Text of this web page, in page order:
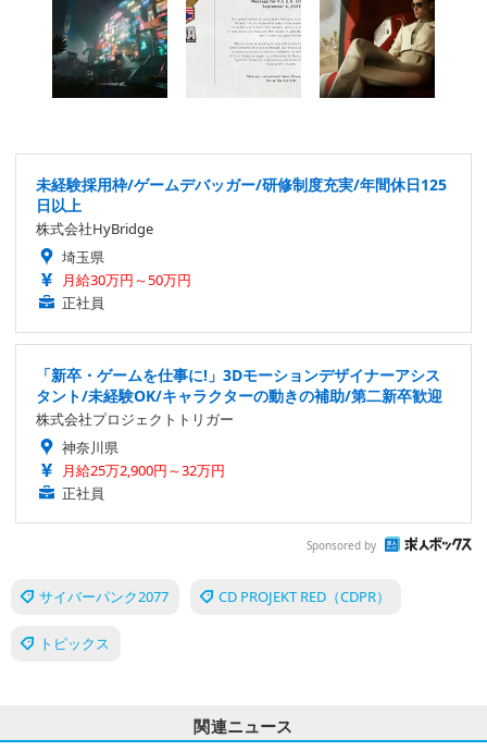
未経験採用枠/ゲームデバッガー/研修制度充実/年間休日125
日以上
株式会社HyBridge
埼玉県
月給30万円～50万円
正社員
「新卒・ゲームを仕事に!」3Dモーションデザイナーアシス
タント/未経験OK/キャラクターの動きの補助/第二新卒歓迎
株式会社プロジェクトトリガー
神奈川県
月給25万2,900円～32万円
正社員
Sponsored by
サイバーパンク2077 CD PROJEKT RED（CDPR）
トピックス
関連ニュース